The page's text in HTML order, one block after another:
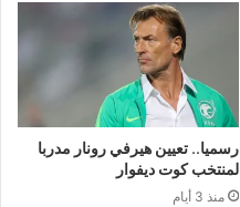
رسميا.. تعيين هيرفي رونار مدربا
لمنتخب كوت ديفوار
منذ 3 أيام